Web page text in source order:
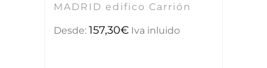
MADRID edifico Carrión
Desde: 157,30€ Iva inluido